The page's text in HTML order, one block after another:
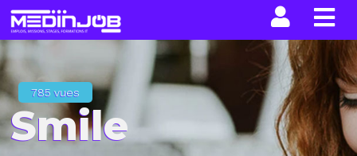
785 vues
Smile